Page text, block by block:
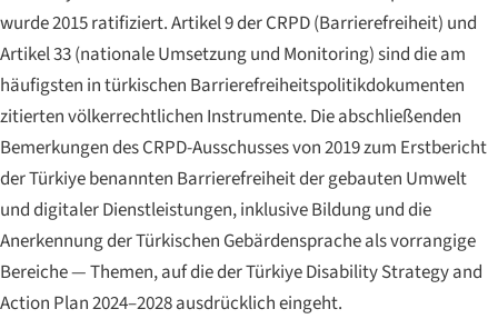
wurde 2015 ratifiziert. Artikel 9 der CRPD (Barrierefreiheit) und
Artikel 33 (nationale Umsetzung und Monitoring) sind die am
häufigsten in türkischen Barrierefreiheitspolitikdokumenten
zitierten völkerrechtlichen Instrumente. Die abschließenden
Bemerkungen des CRPD-Ausschusses von 2019 zum Erstbericht
der Türkiye benannten Barrierefreiheit der gebauten Umwelt
und digitaler Dienstleistungen, inklusive Bildung und die
Anerkennung der Türkischen Gebärdensprache als vorrangige
Bereiche — Themen, auf die der Türkiye Disability Strategy and
Action Plan 2024–2028 ausdrücklich eingeht.